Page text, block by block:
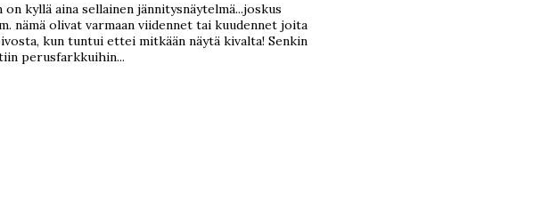
kyllä aina sellainen jännitysnäytelmä...joskus
nämä olivat varmaan viidennet tai kuudennet joita
kun tuntui ettei mitkään näytä kivalta! Senkin
perusfarkkuihin...